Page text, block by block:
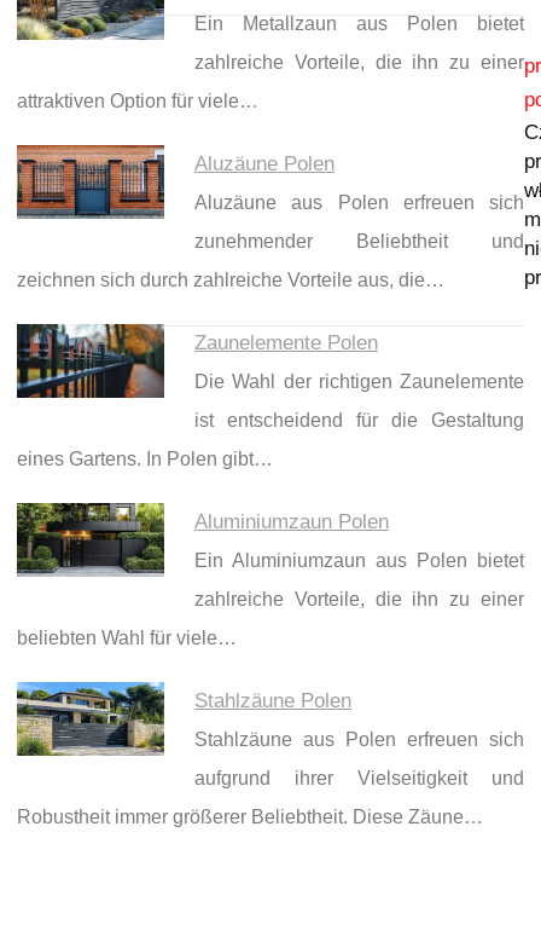
Ein Metallzaun aus Polen bietet
zahlreiche Vorteile, die ihn zu einer
attraktiven Option für viele…
Aluzäune Polen
Aluzäune aus Polen erfreuen sich
zunehmender Beliebtheit und
zeichnen sich durch zahlreiche Vorteile aus, die…
Zaunelemente Polen
Die Wahl der richtigen Zaunelemente
ist entscheidend für die Gestaltung
eines Gartens. In Polen gibt…
Aluminiumzaun Polen
Ein Aluminiumzaun aus Polen bietet
zahlreiche Vorteile, die ihn zu einer
beliebten Wahl für viele…
Stahlzäune Polen
Stahlzäune aus Polen erfreuen sich
aufgrund ihrer Vielseitigkeit und
Robustheit immer größerer Beliebtheit. Diese Zäune…
Nawigacja wpisu